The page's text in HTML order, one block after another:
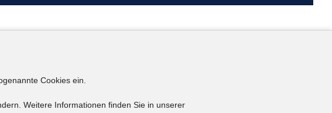
Cookies ein.
Weitere Informationen finden Sie in unserer